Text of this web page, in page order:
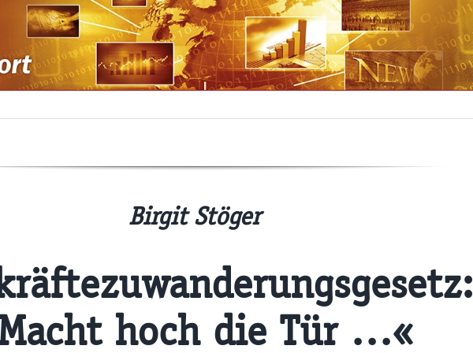
Birgit Stöger
hoch die Tür …«